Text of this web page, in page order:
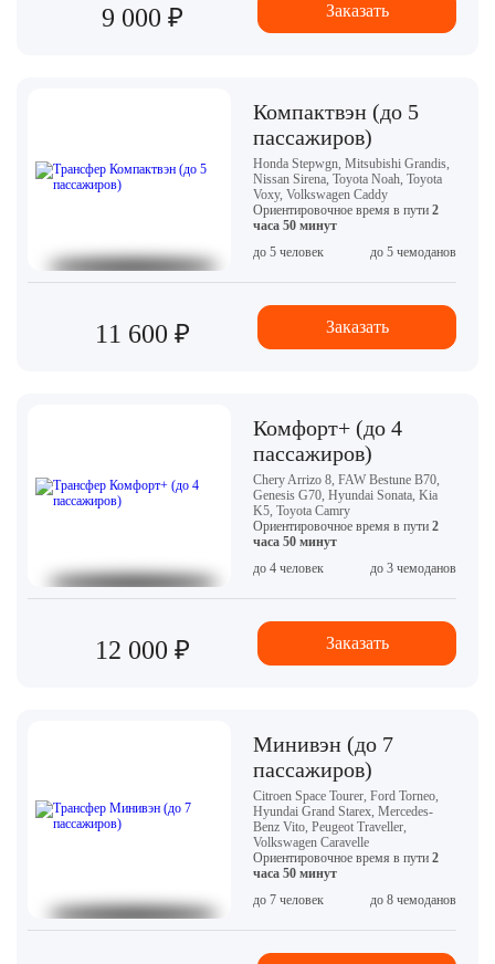
9 000 ₽ Заказать
Компактвэн (до 5
пассажиров)
Honda Stepwgn, Mitsubishi Grandis,
Nissan Sirena, Toyota Noah, Toyota
Voxy, Volkswagen Caddy
Ориентировочное время в пути 2
часа 50 минут
до 5 человек
до 5 чемоданов
11 600 ₽ Заказать
Комфорт+ (до 4
пассажиров)
Chery Arrizo 8, FAW Bestune B70,
Genesis G70, Hyundai Sonata, Kia
K5, Toyota Camry
Ориентировочное время в пути 2
часа 50 минут
до 4 человек
до 3 чемоданов
12 000 ₽ Заказать
Минивэн (до 7
пассажиров)
Citroen Space Tourer, Ford Torneo,
Hyundai Grand Starex, Mercedes-
Benz Vito, Peugeot Traveller,
Volkswagen Caravelle
Ориентировочное время в пути 2
часа 50 минут
до 7 человек
до 8 чемоданов